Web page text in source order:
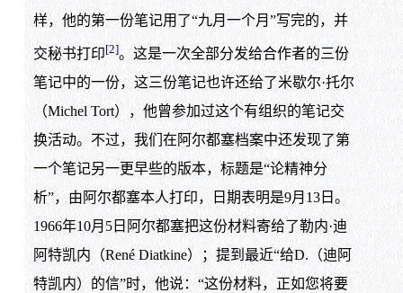
样，他的第一份笔记用了“九月一个月”写完的，并
交秘书打印[2]。这是一次全部分发给合作者的三份
笔记中的一份，这三份笔记也许还给了米歇尔·托尔
（Michel Tort），他曾参加过这个有组织的笔记交
换活动。不过，我们在阿尔都塞档案中还发现了第
一个笔记另一更早些的版本，标题是“论精神分
析”，由阿尔都塞本人打印，日期表明是9月13日。
1966年10月5日阿尔都塞把这份材料寄给了勒内·迪
阿特凯内（René Diatkine）；提到最近“给D.（迪阿
特凯内）的信”时，他说：“这份材料，正如您将要